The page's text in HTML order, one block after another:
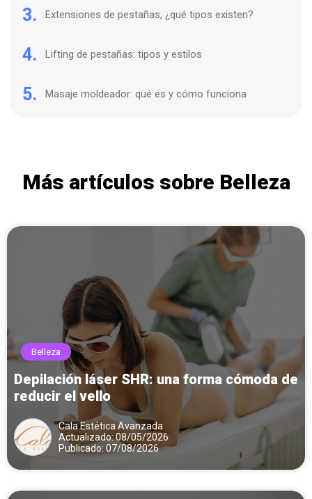
3. Extensiones de pestañas, ¿qué tipos existen?
4. Lifting de pestañas: tipos y estilos
5. Masaje moldeador: qué es y cómo funciona
Más artículos sobre Belleza
Belleza
Depilación láser SHR: una forma cómoda de
reducir el vello
Cala Estética Avanzada
Actualizado: 08/05/2026
Publicado: 07/08/2026